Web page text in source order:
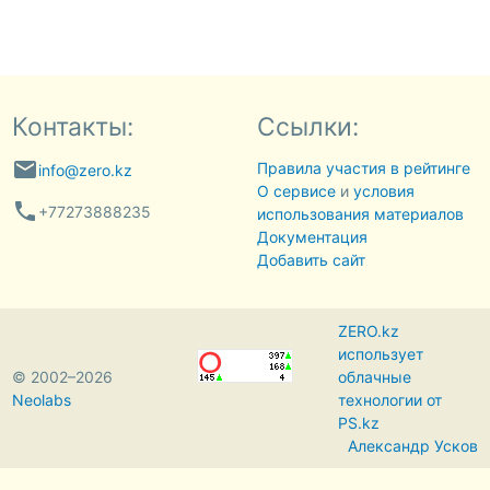
Контакты:
emailinfo@zero.kz
phone +77273888235
Ссылки:
Правила участия в рейтинге
О сервисеи условия
использования материалов
Документация
Добавить сайт
© 2002–2026
Neolabs
ZERO.kz
использует
облачные
технологии от
PS.kz
Александр Усков